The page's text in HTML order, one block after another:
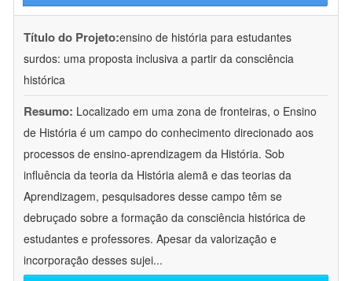
Título do Projeto:ensino de história para estudantes
surdos: uma proposta inclusiva a partir da consciência
histórica
Resumo: Localizado em uma zona de fronteiras, o Ensino
de História é um campo do conhecimento direcionado aos
processos de ensino-aprendizagem da História. Sob
influência da teoria da História alemã e das teorias da
Aprendizagem, pesquisadores desse campo têm se
debruçado sobre a formação da consciência histórica de
estudantes e professores. Apesar da valorização e
incorporação desses sujei...